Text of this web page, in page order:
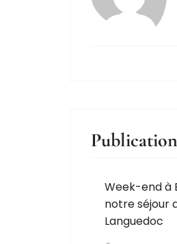
Week-end à
notre séjour
Languedoc